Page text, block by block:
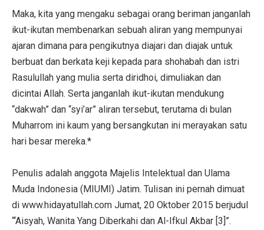
Maka, kita yang mengaku sebagai orang beriman janganlah
ikut-ikutan membenarkan sebuah aliran yang mempunyai
ajaran dimana para pengikutnya diajari dan diajak untuk
berbuat dan berkata keji kepada para shohabah dan istri
Rasulullah yang mulia serta diridhoi, dimuliakan dan
dicintai Allah. Serta janganlah ikut-ikutan mendukung
“dakwah” dan “syi’ar” aliran tersebut, terutama di bulan
Muharrom ini kaum yang bersangkutan ini merayakan satu
hari besar mereka.*
Penulis adalah anggota Majelis Intelektual dan Ulama
Muda Indonesia (MIUMI) Jatim. Tulisan ini pernah dimuat
di www.hidayatullah.com Jumat, 20 Oktober 2015 berjudul
“‘Aisyah, Wanita Yang Diberkahi dan Al-Ifkul Akbar [3]”.